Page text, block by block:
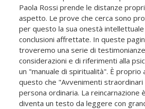
Paola Rossi prende le distanze
aspetto. Le prove che cerca sono
per questo la sua onestà
conclusioni affrettate. In queste
troveremo una serie di
considerazioni e di riferimenti alla
un "manuale di spiritualità". È proprio
questo che "Avvenimenti straordinari
persona ordinaria. La reincarnazione
diventa un testo da leggere con